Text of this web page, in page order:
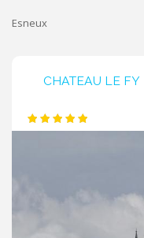
Esneux
CHATEAU LE FY